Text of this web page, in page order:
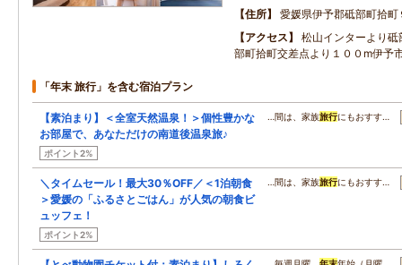
住所
愛媛県伊予郡砥部町拾町
アクセス
松山インターより
部町拾町交差点より１００m伊予
「年末 旅行」を含む宿泊プラン
【素泊まり】＜全室天然温泉！＞個性豊かな
お部屋で、あなただけの南道後温泉旅♪
ポイント2%
…間は、家族旅行にもおすす…
＼タイムセール！最大30％OFF／＜1泊朝食
＞愛媛の「ふるさとごはん」が人気の朝食ビ
ュッフェ！
ポイント2%
…間は、家族旅行にもおすす…